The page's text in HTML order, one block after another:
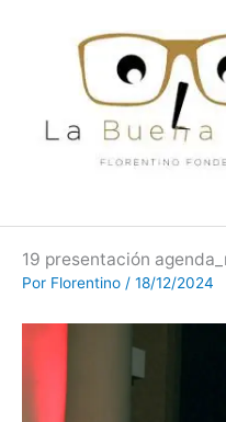
19 presentación
Por Florentino / 18/12/2024